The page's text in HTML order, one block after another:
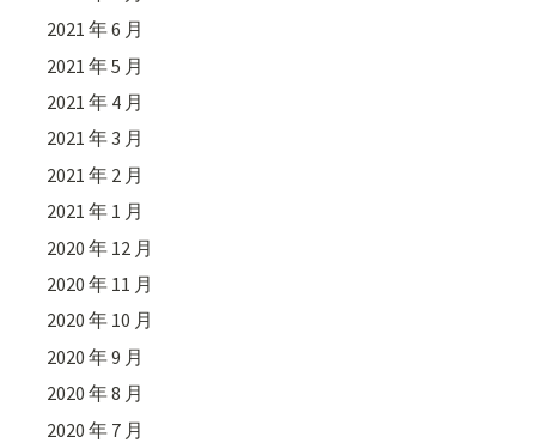
2021 年 6 月
2021 年 5 月
2021 年 4 月
2021 年 3 月
2021 年 2 月
2021 年 1 月
2020 年 12 月
2020 年 11 月
2020 年 10 月
2020 年 9 月
2020 年 8 月
2020 年 7 月